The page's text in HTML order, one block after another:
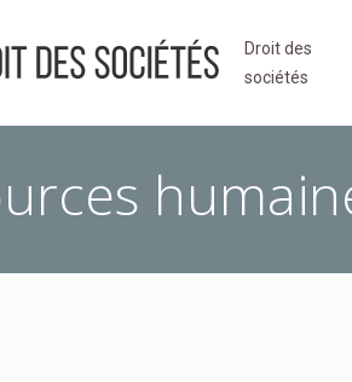
Droit des
sociétés